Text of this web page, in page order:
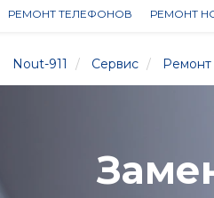
РЕМОНТ ТЕЛЕФОНОВ РЕМОНТ
Nout-911 Сервис Ремонт